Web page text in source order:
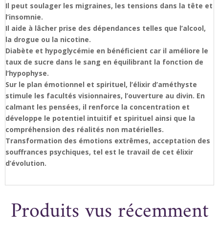
Il peut soulager les migraines, les tensions dans la tête et
l’insomnie.
Il aide à lâcher prise des dépendances telles que l’alcool,
la drogue ou la nicotine.
Diabète et hypoglycémie en bénéficient car il améliore le
taux de sucre dans le sang en équilibrant la fonction de
l’hypophyse.
Sur le plan émotionnel et spirituel, l’élixir d’améthyste
stimule les facultés visionnaires, l’ouverture au divin. En
calmant les pensées, il renforce la concentration et
développe le potentiel intuitif et spirituel ainsi que la
compréhension des réalités non matérielles.
Transformation des émotions extrêmes, acceptation des
souffrances psychiques, tel est le travail de cet élixir
d’évolution.
Produits vus récemment